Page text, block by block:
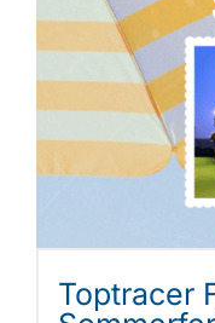
Toptracer